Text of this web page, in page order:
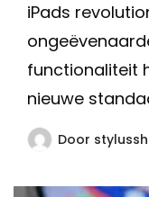
iPads
functionaliteit
nieuwe
Door